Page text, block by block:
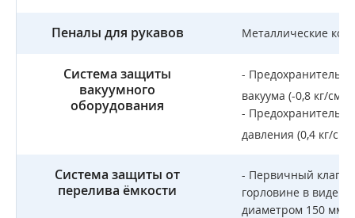
Пеналы для рукавов Металлические
Система защиты
вакуумного
оборудования
-
вакуума (-0,8 кг/см
-
давления (0,4 кг/см
Система защиты от
перелива ёмкости
- Первичный
горловине в виде
диаметром 150 мм